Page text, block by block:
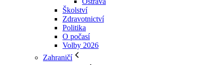
Školství
Zdravotnictví
Politika
O počasí
Volby 2026
Zahraničí